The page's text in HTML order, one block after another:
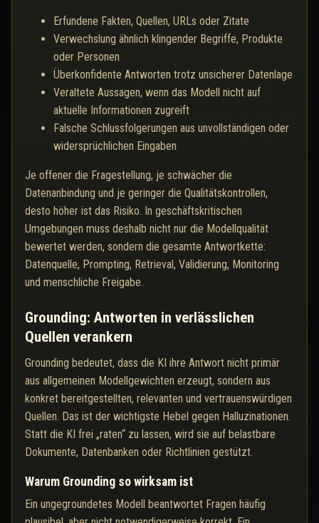
Erfundene Fakten, Quellen, URLs oder Zitate
Verwechslung ähnlich klingender Begriffe, Produkte
oder Personen
Überkonfidente Antworten trotz unsicherer Datenlage
Veraltete Aussagen, wenn das Modell nicht auf
aktuelle Informationen zugreift
Falsche Schlussfolgerungen aus unvollständigen oder
widersprüchlichen Eingaben
Je offener die Fragestellung, je schwächer die
Datenanbindung und je geringer die Qualitätskontrollen,
desto höher ist das Risiko. In geschäftskritischen
Umgebungen muss deshalb nicht nur die Modellqualität
bewertet werden, sondern die gesamte Antwortkette:
Datenquelle, Prompting, Retrieval, Validierung, Monitoring
und menschliche Freigabe.
Grounding: Antworten in verlässlichen
Quellen verankern
Grounding bedeutet, dass die KI ihre Antwort nicht primär
aus allgemeinen Modellgewichten erzeugt, sondern aus
konkret bereitgestellten, relevanten und vertrauenswürdigen
Quellen. Das ist der wichtigste Hebel gegen Halluzinationen.
Statt die KI frei „raten“ zu lassen, wird sie auf belastbare
Dokumente, Datenbanken oder Richtlinien gestützt.
Warum Grounding so wirksam ist
Ein ungegroundetes Modell beantwortet Fragen häufig